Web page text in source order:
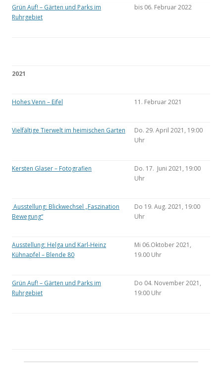
Grün Auf! – Gärten und Parks im
Ruhrgebiet
bis 06. Februar 2022
2021
Hohes Venn – Eifel 11. Februar 2021
Vielfältige Tierwelt im heimischen Garten
Do. 29. April 2021, 19:00
Uhr
Kersten Glaser – Fotografien
Do. 17. Juni 2021, 19:00
Uhr
Ausstellung: Blickwechsel „Faszination
Bewegung“
Do 19. Aug. 2021, 19:00
Uhr
Ausstellung: Helga und Karl-Heinz
Kühnapfel – Blende 80
Mi 06.Oktober 2021,
19.00 Uhr
Grün Auf! – Gärten und Parks im
Ruhrgebiet
Do 04. November 2021,
19:00 Uhr